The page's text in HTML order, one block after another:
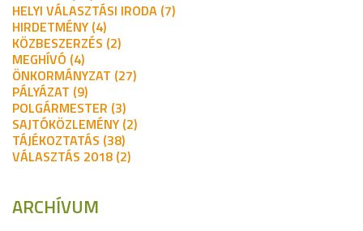
HELYI VÁLASZTÁSI IRODA (7)
HIRDETMÉNY (4)
KÖZBESZERZÉS (2)
MEGHÍVÓ (4)
ÖNKORMÁNYZAT (27)
PÁLYÁZAT (9)
POLGÁRMESTER (3)
SAJTÓKÖZLEMÉNY (2)
TÁJÉKOZTATÁS (38)
VÁLASZTÁS 2018 (2)
ARCHÍVUM